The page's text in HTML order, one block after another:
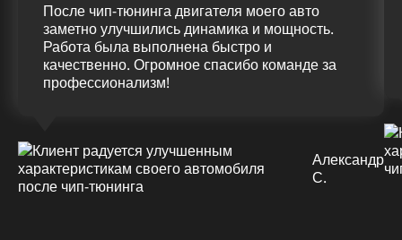
После чип-тюнинга двигателя моего авто
заметно улучшились динамика и мощность.
Работа была выполнена быстро и
качественно. Огромное спасибо команде за
профессионализм!
Александр
С.